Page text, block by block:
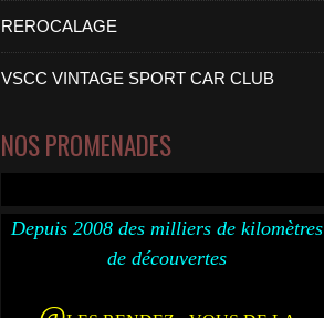
REROCALAGE
VSCC VINTAGE SPORT CAR CLUB
NOS PROMENADES
Depuis 2008 des milliers de kilomètres
de découvertes